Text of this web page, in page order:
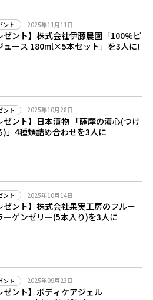
ント 2025年11月11日
ゼント】株式会社伊藤農園「100%ピ
ュース 180ml×5本セット」を3人に!
ント 2025年10月28日
ゼント】日本漬物 「薩摩の漬心(つけ
)」4種類詰め合わせを3人に
ント 2025年10月14日
ゼント】株式会社果実工房のフルー
ーゲンゼリー(5本入り)を3人に
ント 2025年09月23日
ゼント】ボディケアジェル